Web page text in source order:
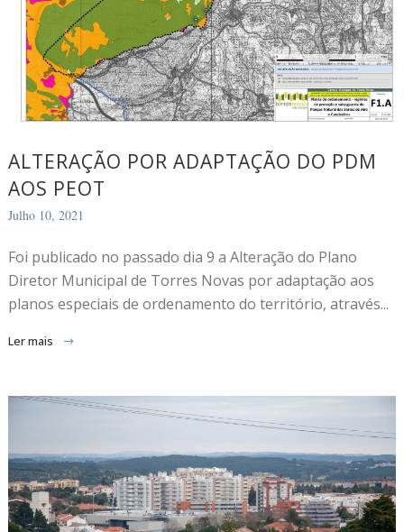
ALTERAÇÃO POR ADAPTAÇÃO DO PDM
AOS PEOT
Julho 10, 2021
Foi publicado no passado dia 9 a Alteração do Plano
Diretor Municipal de Torres Novas por adaptação aos
planos especiais de ordenamento do território, através...
Ler mais